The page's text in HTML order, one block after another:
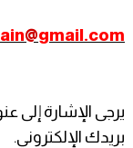
@gmail.com
يرجى الإشارة
بريدك الإلكتروني.